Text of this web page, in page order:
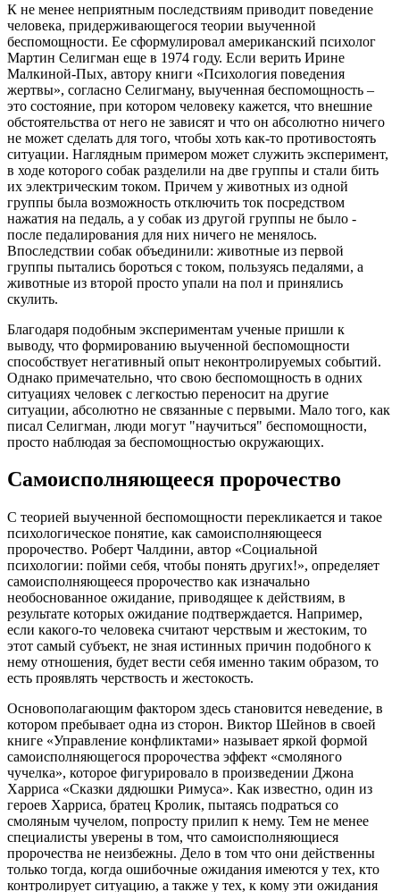
К не менее неприятным последствиям приводит поведение
человека, придерживающегося теории выученной
беспомощности. Ее сформулировал американский психолог
Мартин Селигман еще в 1974 году. Если верить Ирине
Малкиной-Пых, автору книги «Психология поведения
жертвы», согласно Селигману, выученная беспомощность –
это состояние, при котором человеку кажется, что внешние
обстоятельства от него не зависят и что он абсолютно ничего
не может сделать для того, чтобы хоть как-то противостоять
ситуации. Наглядным примером может служить эксперимент,
в ходе которого собак разделили на две группы и стали бить
их электрическим током. Причем у животных из одной
группы была возможность отключить ток посредством
нажатия на педаль, а у собак из другой группы не было -
после педалирования для них ничего не менялось.
Впоследствии собак объединили: животные из первой
группы пытались бороться с током, пользуясь педалями, а
животные из второй просто упали на пол и принялись
скулить.
Благодаря подобным экспериментам ученые пришли к
выводу, что формированию выученной беспомощности
способствует негативный опыт неконтролируемых событий.
Однако примечательно, что свою беспомощность в одних
ситуациях человек с легкостью переносит на другие
ситуации, абсолютно не связанные с первыми. Мало того, как
писал Селигман, люди могут "научиться" беспомощности,
просто наблюдая за беспомощностью окружающих.
Самоисполняющееся пророчество
С теорией выученной беспомощности перекликается и такое
психологическое понятие, как самоисполняющееся
пророчество. Роберт Чалдини, автор «Социальной
психологии: пойми себя, чтобы понять других!», определяет
самоисполняющееся пророчество как изначально
необоснованное ожидание, приводящее к действиям, в
результате которых ожидание подтверждается. Например,
если какого-то человека считают черствым и жестоким, то
этот самый субъект, не зная истинных причин подобного к
нему отношения, будет вести себя именно таким образом, то
есть проявлять черствость и жестокость.
Основополагающим фактором здесь становится неведение, в
котором пребывает одна из сторон. Виктор Шейнов в своей
книге «Управление конфликтами» называет яркой формой
самоисполняющегося пророчества эффект «смоляного
чучелка», которое фигурировало в произведении Джона
Харриса «Сказки дядюшки Римуса». Как известно, один из
героев Харриса, братец Кролик, пытаясь подраться со
смоляным чучелом, попросту прилип к нему. Тем не менее
специалисты уверены в том, что самоисполняющиеся
пророчества не неизбежны. Дело в том что они действенны
только тогда, когда ошибочные ожидания имеются у тех, кто
контролирует ситуацию, а также у тех, к кому эти ожидания